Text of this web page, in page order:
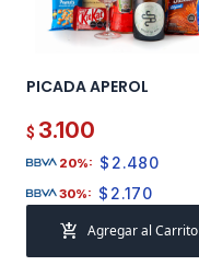
PICADA APEROL
$ 3.100
20%: $ 2.480
30%: $ 2.170
add_shopping_cart Agregar al Carrito